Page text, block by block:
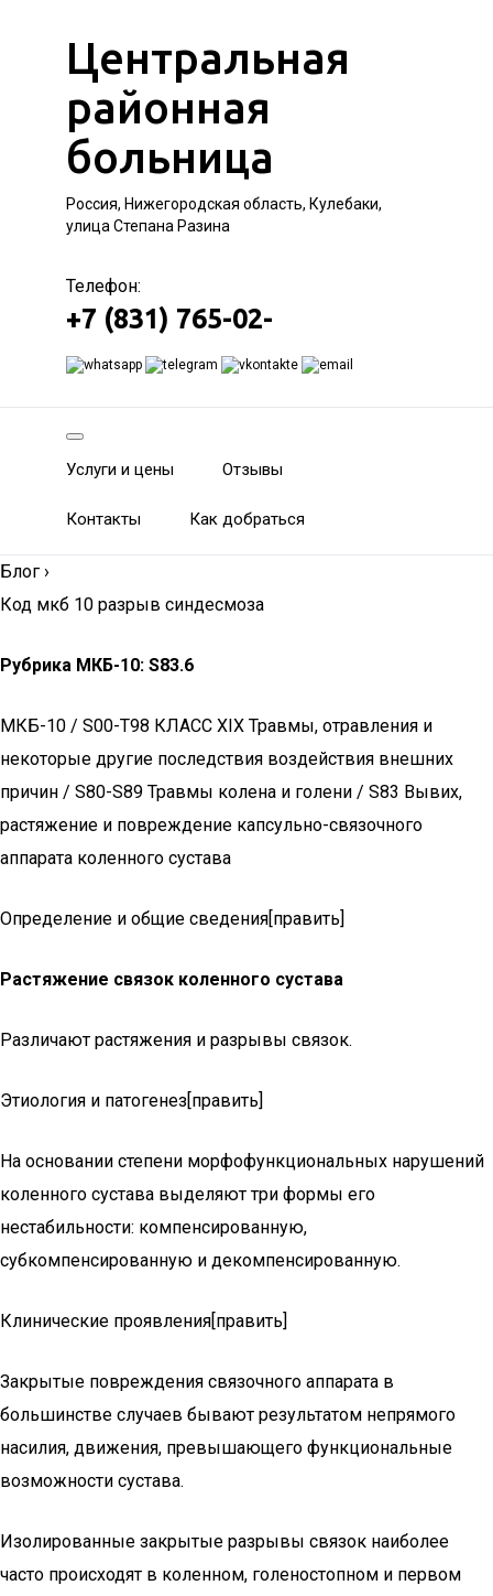
Центральная
районная
больница
Россия, Нижегородская область, Кулебаки,
улица Степана Разина
Телефон:
+7 (831) 765-02-
Услуги и цены Отзывы
Контакты Как добраться
Блог ›
Код мкб 10 разрыв синдесмоза
Рубрика МКБ-10: S83.6
МКБ-10 / S00-T98 КЛАСС XIX Травмы, отравления и
некоторые другие последствия воздействия внешних
причин / S80-S89 Травмы колена и голени / S83 Вывих,
растяжение и повреждение капсульно-связочного
аппарата коленного сустава
Определение и общие сведения[править]
Растяжение связок коленного сустава
Различают растяжения и разрывы связок.
Этиология и патогенез[править]
На основании степени морфофункциональных нарушений
коленного сустава выделяют три формы его
нестабильности: компенсированную,
субкомпенсированную и декомпенсированную.
Клинические проявления[править]
Закрытые повреждения связочного аппарата в
большинстве случаев бывают результатом непрямого
насилия, движения, превышающего функциональные
возможности сустава.
Изолированные закрытые разрывы связок наиболее
часто происходят в коленном, голеностопном и первом